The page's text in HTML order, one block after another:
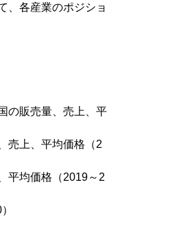
、各産業のポジショ
の販売量、売上、平
売上、平均価格（2
平均価格（2019～2